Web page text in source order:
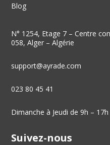
Blog
N° 1254, Etage 7 – Centre
058, Alger – Algérie
support@ayrade.com
023 80 45 41
Dimanche à Jeudi de 9h – 17h
Suivez-nous